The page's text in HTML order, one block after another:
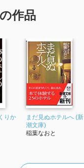
作品
りか
まだ見ぬホテルへ (新
潮文庫)
稲葉なおと